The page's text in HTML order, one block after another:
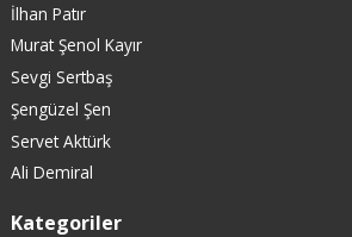
İlhan Patır
Murat Şenol Kayır
Sevgi Sertbaş
Şengüzel Şen
Servet Aktürk
Ali Demiral
Kategoriler